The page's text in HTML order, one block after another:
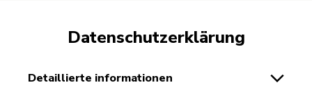
Datenschutzerklärung
detaillierte informationen